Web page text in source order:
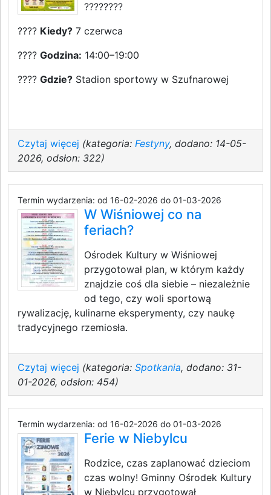
????????
???? Kiedy? 7 czerwca
???? Godzina: 14:00–19:00
???? Gdzie? Stadion sportowy w Szufnarowej
Czytaj więcej (kategoria: Festyny, dodano: 14-05-
2026, odsłon: 322)
Termin wydarzenia: od 16-02-2026 do 01-03-2026
W Wiśniowej co na
feriach?
Ośrodek Kultury w Wiśniowej
przygotował plan, w którym każdy
znajdzie coś dla siebie – niezależnie
od tego, czy woli sportową
rywalizację, kulinarne eksperymenty, czy naukę
tradycyjnego rzemiosła.
Czytaj więcej (kategoria: Spotkania, dodano: 31-
01-2026, odsłon: 454)
Termin wydarzenia: od 16-02-2026 do 01-03-2026
Ferie w Niebylcu
Rodzice, czas zaplanować dzieciom
czas wolny! Gminny Ośrodek Kultury
w Niebylcu przygotował